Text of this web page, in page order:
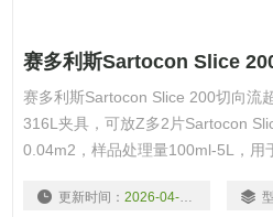
赛多利斯Sartocon Slice
赛多利斯Sartocon Slice 200切向流
316L夹具，可放Z多2片Sartocon
0.04m2，样品处理量100ml-5L，用
更新时间： 2026-04-10